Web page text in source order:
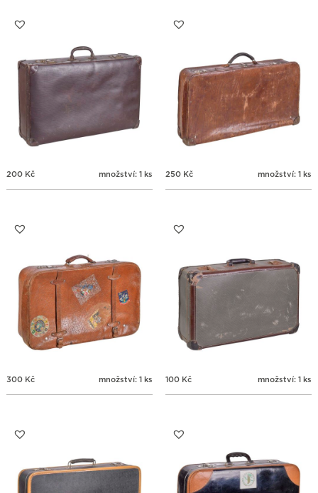
200 Kč množství: 1 ks 250 Kč množství: 1 ks
300 Kč množství: 1 ks 100 Kč množství: 1 ks